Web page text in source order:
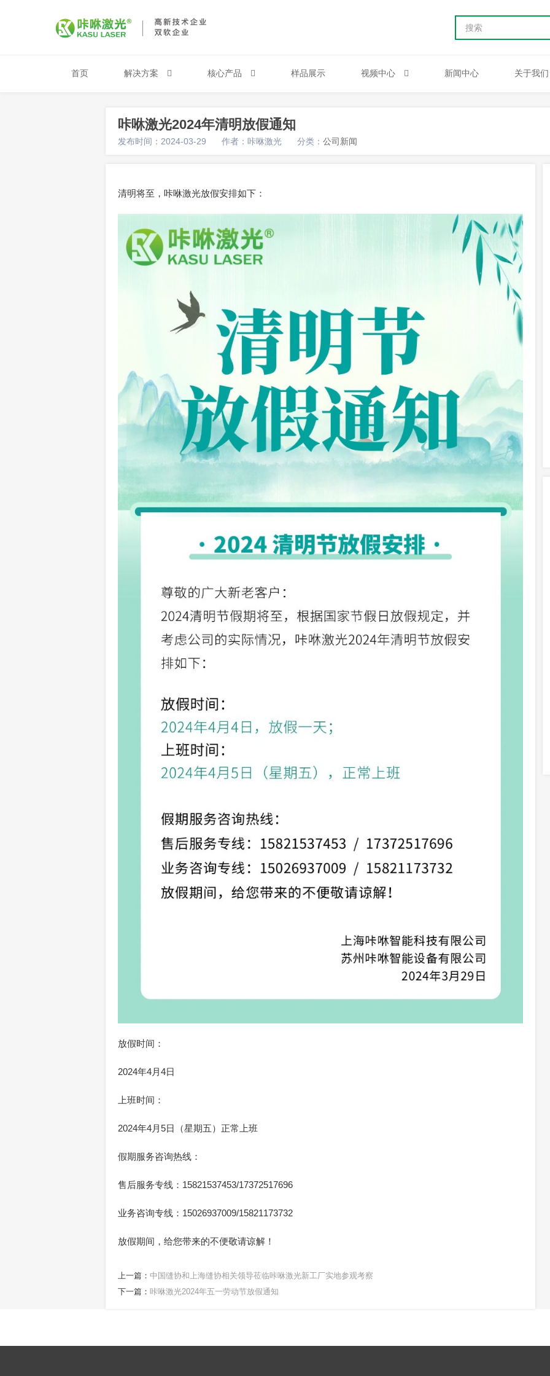
首页 解决方案 核心产品 样品展示 视频中心 新闻中心 关于我们
咔咻激光2024年清明放假通知
发布时间：2024-03-29 作者：咔咻激光 分类： 公司新闻
清明将至，咔咻激光放假安排如下：
放假时间：
2024年4月4日
上班时间：
2024年4月5日（星期五）正常上班
假期服务咨询热线：
售后服务专线：15821537453/17372517696
业务咨询专线：15026937009/15821173732
放假期间，给您带来的不便敬请谅解！
上一篇： 中国缝协和上海缝协相关领导莅临咔咻激光新工厂实地参观考察
下一篇： 咔咻激光2024年五一劳动节放假通知